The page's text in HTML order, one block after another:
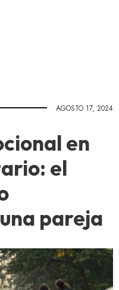
AGOSTO 17, 2024
en
el
pareja